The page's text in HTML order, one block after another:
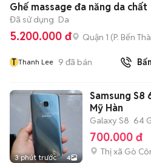
Ghế massage đa năng da chất
Đã sử dụng Da
5.200.000 đ Quận 1 (P. Bến
T Thanh Lee 9 đã bán
3 phút trước 4
Samsung S8
Mỹ Hàn
Galaxy S8 64
700.000 đ
Thị xã Gò